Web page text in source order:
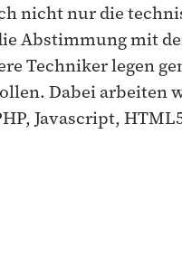
nicht nur die
Abstimmung mit
Techniker legen
Dabei arbeiten
Javascript,